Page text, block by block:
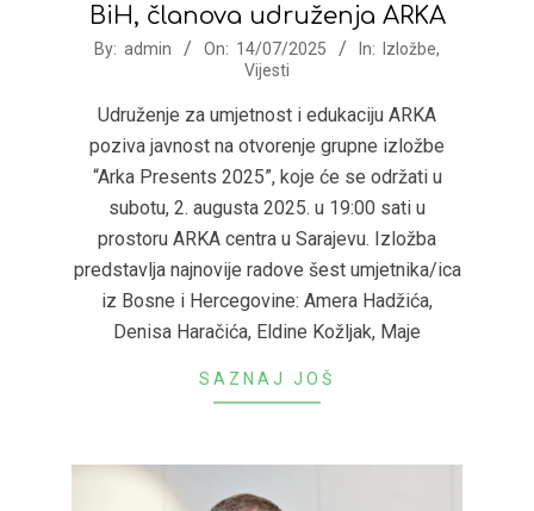
BiH, članova udruženja ARKA
2025-
By: admin On: 14/07/2025 In: Izložbe,
Vijesti
Udruženje za umjetnost i edukaciju ARKA
poziva javnost na otvorenje grupne izložbe
“Arka Presents 2025”, koje će se održati u
subotu, 2. augusta 2025. u 19:00 sati u
prostoru ARKA centra u Sarajevu. Izložba
predstavlja najnovije radove šest umjetnika/ica
iz Bosne i Hercegovine: Amera Hadžića,
Denisa Haračića, Eldine Kožljak, Maje
SAZNAJ JOŠ